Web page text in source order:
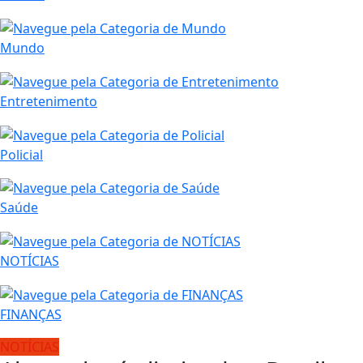
Mundo
Entretenimento
Policial
Saúde
NOTÍCIAS
FINANÇAS
NOTÍCIAS